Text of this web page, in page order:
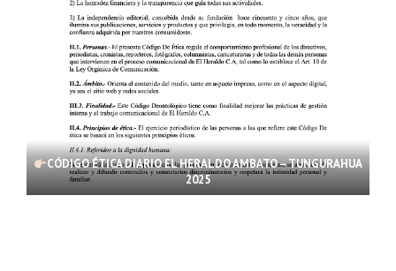
CÓDIGO ÉTICA DIARIO EL HERALDO AMBATO – TUNGURAHUA
2025